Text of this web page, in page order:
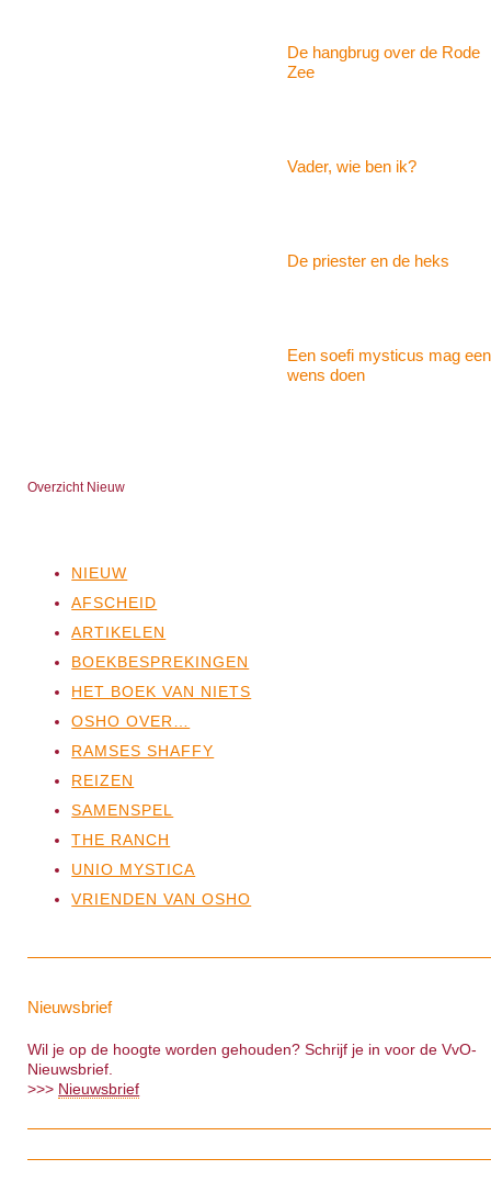
De hangbrug over de Rode
Zee
Vader, wie ben ik?
De priester en de heks
Een soefi mysticus mag een
wens doen
Overzicht Nieuw
NIEUW
AFSCHEID
ARTIKELEN
BOEKBESPREKINGEN
HET BOEK VAN NIETS
OSHO OVER…
RAMSES SHAFFY
REIZEN
SAMENSPEL
THE RANCH
UNIO MYSTICA
VRIENDEN VAN OSHO
Nieuwsbrief
Wil je op de hoogte worden gehouden? Schrijf je in voor de VvO-
Nieuwsbrief.
>>> Nieuwsbrief